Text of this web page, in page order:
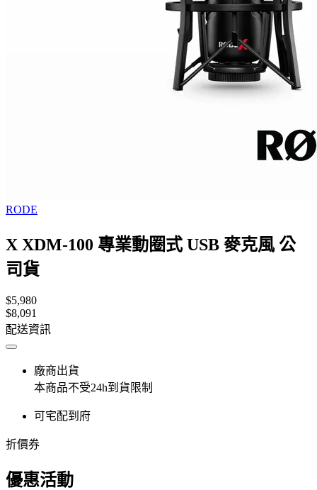
RODE
X XDM-100 專業動圈式 USB 麥克風 公
司貨
$5,980
$8,091
配送資訊
廠商出貨
本商品不受24h到貨限制
可宅配到府
折價券
優惠活動